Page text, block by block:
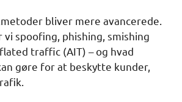
bliver mere avancerede.
vi spoofing, phishing, smishing
traffic (AIT) – og hvad
gøre for at beskytte kunder,